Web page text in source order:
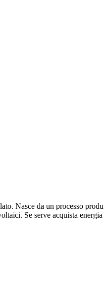
Nasce da un processo
Se serve acquista